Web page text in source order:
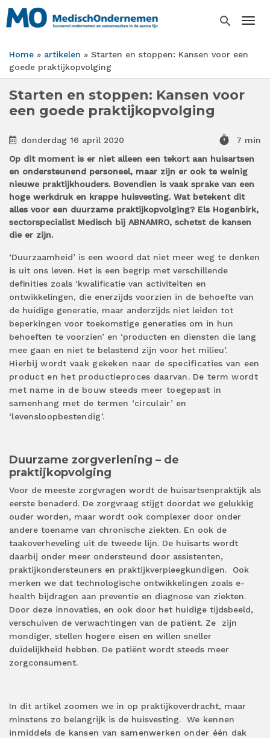
Overslaan
en
inhoud
gaan
search
Kruimelpad
Home artikelen
Starten en stoppen: Kansen voor een
goede praktijkopvolging
Starten en stoppen: Kansen voor
een goede praktijkopvolging
donderdag 16 april 2020 timer
7 min
Op dit moment is er niet alleen een tekort aan huisartsen
en ondersteunend personeel, maar zijn er ook te weinig
nieuwe praktijkhouders. Bovendien is vaak sprake van een
hoge werkdruk en krappe huisvesting. Wat betekent dit
alles voor een duurzame praktijkopvolging? Els Hogenbirk,
sectorspecialist Medisch bij ABNAMRO, schetst de kansen
die er zijn.
‘Duurzaamheid’ is een woord dat niet meer weg te denken
is uit ons leven. Het is een begrip met verschillende
definities zoals ‘kwalificatie van activiteiten en
ontwikkelingen, die enerzijds voorzien in de behoefte van
de huidige generatie, maar anderzijds niet leiden tot
beperkingen voor toekomstige generaties om in hun
behoeften te voorzien’ en ‘producten en diensten die lang
mee gaan en niet te belastend zijn voor het milieu’.
Hierbij wordt vaak gekeken naar de specificaties van een
product en het productieproces daarvan. De term wordt
met name in de bouw steeds meer toegepast in
samenhang met de termen ‘circulair’ en
‘levensloopbestendig’.
Duurzame zorgverlening – de
praktijkopvolging
Voor de meeste zorgvragen wordt de huisartsenpraktijk als
eerste benaderd. De zorgvraag stijgt doordat we gelukkig
ouder worden, maar wordt ook complexer door onder
andere toename van chronische ziekten. En ook de
taakoverheveling uit de tweede lijn. De huisarts wordt
daarbij onder meer ondersteund door assistenten,
praktijkondersteuners en praktijkverpleegkundigen. Ook
merken we dat technologische ontwikkelingen zoals e-
health bijdragen aan preventie en diagnose van ziekten.
Door deze innovaties, en ook door het huidige tijdsbeeld,
verschuiven de verwachtingen van de patiënt. Ze zijn
mondiger, stellen hogere eisen en willen sneller
duidelijkheid hebben. De patiënt wordt steeds meer
zorgconsument.
In dit artikel zoomen we in op praktijkoverdracht, maar
minstens zo belangrijk is de huisvesting. We kennen
inmiddels de kansen van samenwerken onder één dak